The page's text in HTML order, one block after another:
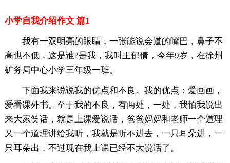
小学自我介绍作文 篇1
我有一双明亮的眼睛，一张能说会道的嘴巴，鼻子不
高也不低，这是谁?是我，我叫王郁倩，今年9岁，在徐州
矿务局中心小学三年级一班。
下面我来说说我的优点和不良。我的优点：爱画画，
爱看课外书。至于我的不良，有两处，一处，我怕我说出
来大家笑话，就是上课爱说话，爸爸妈妈和老师一个道理
又一个道理讲给我听，我就是听不进去，一只耳朵进，一
只耳朵出，不过现在我上课已经不大说话了。